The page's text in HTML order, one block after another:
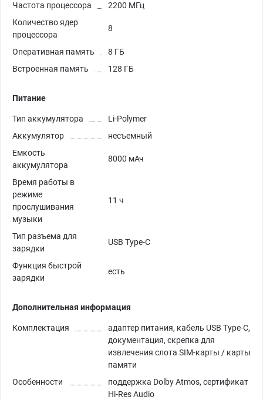
Частота процессора
2200 МГц
Количество ядер
процессора
8
Оперативная память
8 ГБ
Встроенная память
128 ГБ
Питание
Тип аккумулятора
Li-Polymer
Аккумулятор
несъемный
Емкость
аккумулятора
8000 мАч
Время работы в
режиме
прослушивания
музыки
11 ч
Тип разъема для
зарядки
USB Type-C
Функция быстрой
зарядки
есть
Дополнительная информация
Комплектация
адаптер питания, кабель USB Type-C,
документация, скрепка для
извлечения слота SIM-карты / карты
памяти
Особенности
поддержка Dolby Atmos, сертификат
Hi-Res Audio